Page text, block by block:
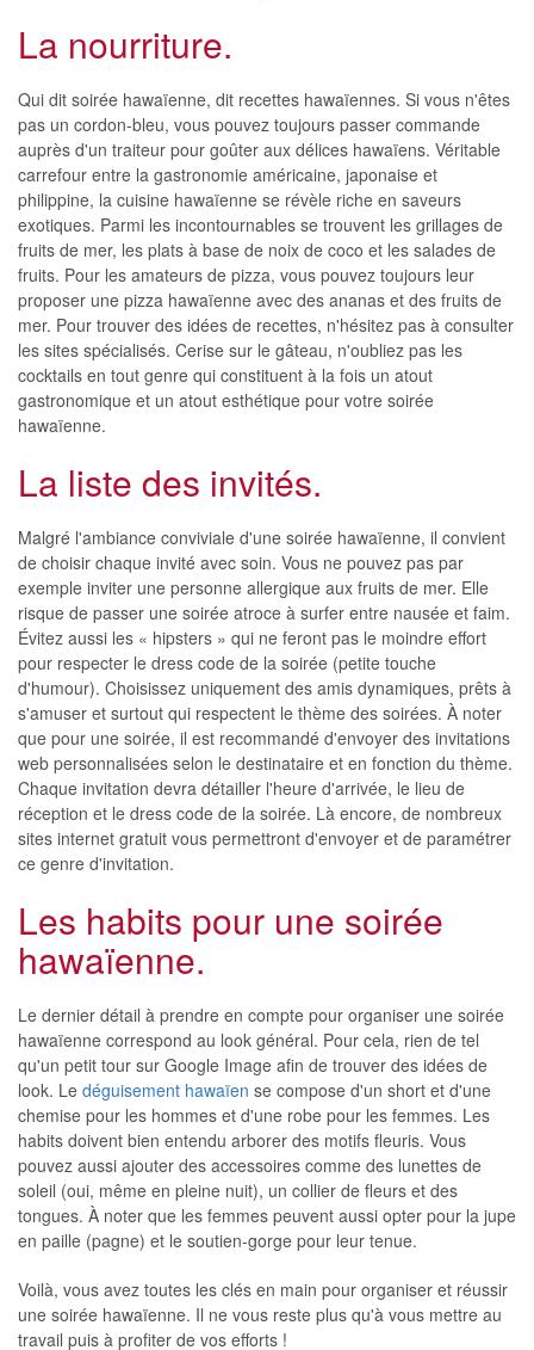
La nourriture.
Qui dit soirée hawaïenne, dit recettes hawaïennes. Si vous n'êtes
pas un cordon-bleu, vous pouvez toujours passer commande
auprès d'un traiteur pour goûter aux délices hawaïens. Véritable
carrefour entre la gastronomie américaine, japonaise et
philippine, la cuisine hawaïenne se révèle riche en saveurs
exotiques. Parmi les incontournables se trouvent les grillages de
fruits de mer, les plats à base de noix de coco et les salades de
fruits. Pour les amateurs de pizza, vous pouvez toujours leur
proposer une pizza hawaïenne avec des ananas et des fruits de
mer. Pour trouver des idées de recettes, n'hésitez pas à consulter
les sites spécialisés. Cerise sur le gâteau, n'oubliez pas les
cocktails en tout genre qui constituent à la fois un atout
gastronomique et un atout esthétique pour votre soirée
hawaïenne.
La liste des invités.
Malgré l'ambiance conviviale d'une soirée hawaïenne, il convient
de choisir chaque invité avec soin. Vous ne pouvez pas par
exemple inviter une personne allergique aux fruits de mer. Elle
risque de passer une soirée atroce à surfer entre nausée et faim.
Évitez aussi les « hipsters » qui ne feront pas le moindre effort
pour respecter le dress code de la soirée (petite touche
d'humour). Choisissez uniquement des amis dynamiques, prêts à
s'amuser et surtout qui respectent le thème des soirées. À noter
que pour une soirée, il est recommandé d'envoyer des invitations
web personnalisées selon le destinataire et en fonction du thème.
Chaque invitation devra détailler l'heure d'arrivée, le lieu de
réception et le dress code de la soirée. Là encore, de nombreux
sites internet gratuit vous permettront d'envoyer et de paramétrer
ce genre d'invitation.
Les habits pour une soirée
hawaïenne.
Le dernier détail à prendre en compte pour organiser une soirée
hawaïenne correspond au look général. Pour cela, rien de tel
qu'un petit tour sur Google Image afin de trouver des idées de
look. Le déguisement hawaïen se compose d'un short et d'une
chemise pour les hommes et d'une robe pour les femmes. Les
habits doivent bien entendu arborer des motifs fleuris. Vous
pouvez aussi ajouter des accessoires comme des lunettes de
soleil (oui, même en pleine nuit), un collier de fleurs et des
tongues. À noter que les femmes peuvent aussi opter pour la jupe
en paille (pagne) et le soutien-gorge pour leur tenue.
Voilà, vous avez toutes les clés en main pour organiser et réussir
une soirée hawaïenne. Il ne vous reste plus qu'à vous mettre au
travail puis à profiter de vos efforts !